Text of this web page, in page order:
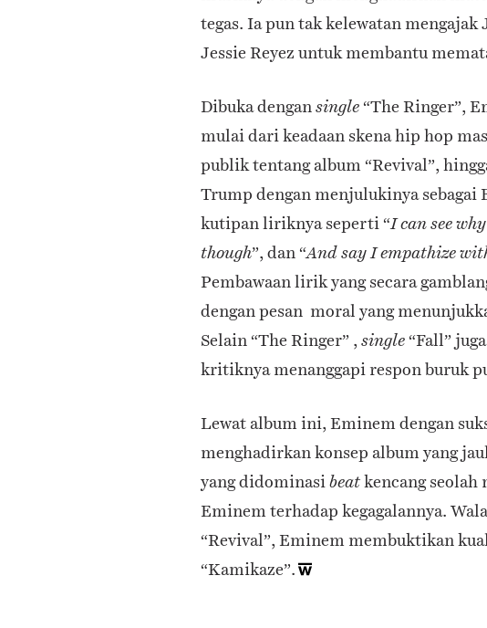
tegas. Ia pun tak kelewatan mengajak
Jessie Reyez untuk membantu
Dibuka dengansingle “The Ringer”,
mulai dari keadaan skena hip hop
publik tentang album “Revival”,
Trump dengan menjulukinya
kutipan liriknya seperti “I can see
though”, dan “And say I empathize
Pembawaan lirik yang secara
dengan pesan moral yang
Selain “The Ringer” , single “Fall”
kritiknya menanggapi respon buruk
Lewat album ini, Eminem dengan
menghadirkan konsep album yang
yang didominasibeatkencang
Eminem terhadap kegagalannya.
“Revival”, Eminem membuktikan
“Kamikaze”.